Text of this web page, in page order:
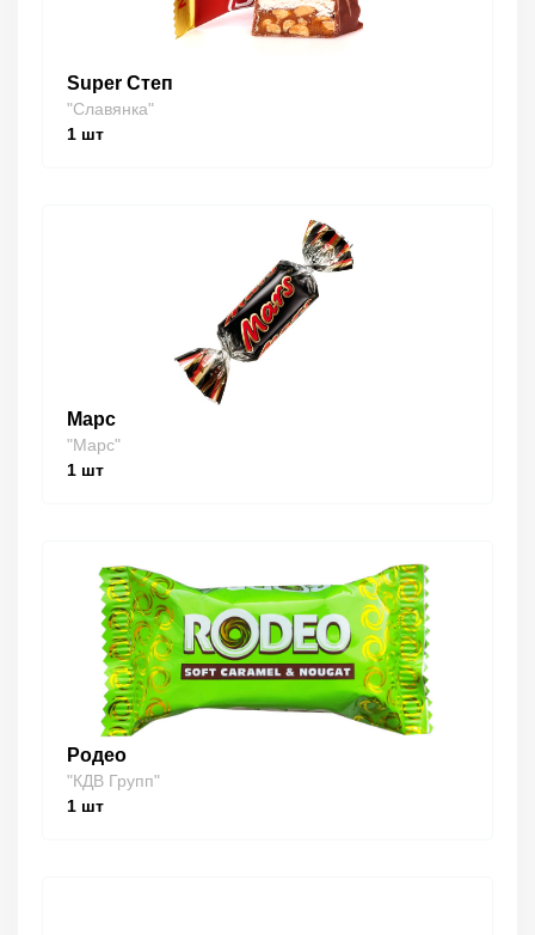
Super Степ
"Славянка"
1 шт
Марс
"Марс"
1 шт
Родео
"КДВ Групп"
1 шт